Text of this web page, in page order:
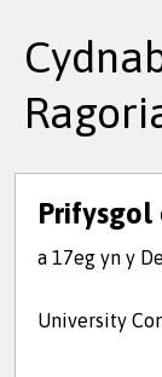
Prifysgol
a 17eg yn y
University